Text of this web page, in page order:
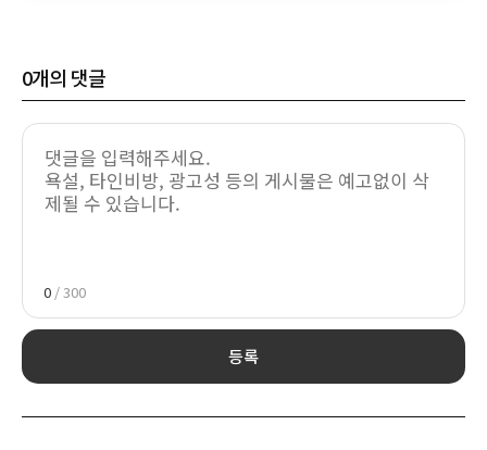
0개의 댓글
0 / 300
등록